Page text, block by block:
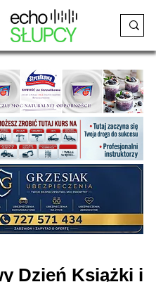
Dzień Książki i